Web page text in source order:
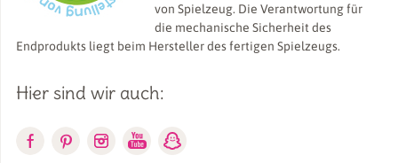
von Spielzeug. Die Verantwortung für
die mechanische Sicherheit des
Endprodukts liegt beim Hersteller des fertigen Spielzeugs.
Hier sind wir auch: